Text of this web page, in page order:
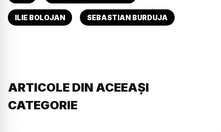
ILIE BOLOJAN SEBASTIAN BURDUJA
ARTICOLE DIN ACEEAȘI
CATEGORIE